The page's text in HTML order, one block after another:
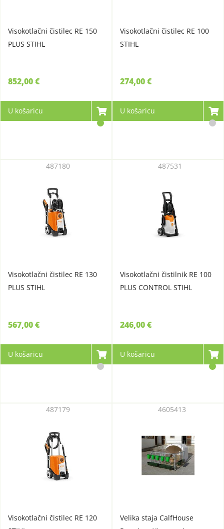
Visokotlačni čistilec RE 150
PLUS STIHL
852,00 €
U košaricu
Visokotlačni čistilec RE 100
STIHL
274,00 €
U košaricu
Visokotlačni čistilec RE 130
PLUS STIHL
487180
567,00 €
U košaricu
Visokotlačni čistilnik RE 100
PLUS CONTROL STIHL
487531
246,00 €
U košaricu
Visokotlačni čistilec RE 120
487179
Velika staja CalfHouse
4605413